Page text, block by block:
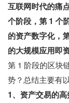
互联网时代的痛
个阶段，第 1 个
的资产数字化，
的大规模应用即
第 1 阶段的区块
势？总结主要有
1、资产交易的高